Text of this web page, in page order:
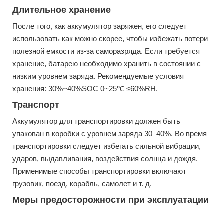
Длительное хранение
После того, как аккумулятор заряжен, его следует
использовать как можно скорее, чтобы избежать потери
полезной емкости из-за саморазряда. Если требуется
хранение, батарею необходимо хранить в состоянии с
низким уровнем заряда. Рекомендуемые условия
хранения: 30%~40%SOC 0~25℃ ≤60%RH.
Транспорт
Аккумулятор для транспортировки должен быть
упакован в коробки с уровнем заряда 30–40%. Во время
транспортировки следует избегать сильной вибрации,
ударов, выдавливания, воздействия солнца и дождя.
Применимые способы транспортировки включают
грузовик, поезд, корабль, самолет и т. д.
Меры предосторожности при эксплуатации